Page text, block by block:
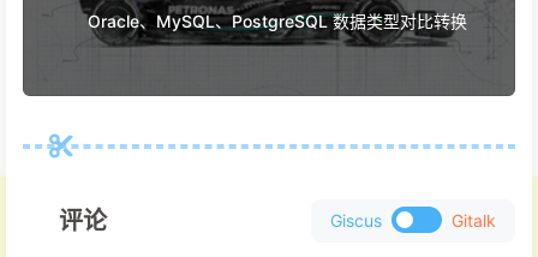
Oracle、MySQL、PostgreSQL 数据类型对比转换
评论 Giscus Gitalk